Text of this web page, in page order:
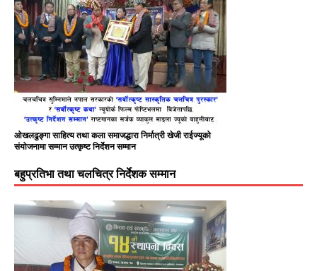
ओखलढुङ्गा साहित्य तथा कला समाजद्धारा निर्मात्री खेजी राईज्यूको
संयोजनामा सम्मान उत्कृष्ट निर्देशन सम्मान
बहुप्रतिभा तथा चलचित्र निर्देशक सम्मान